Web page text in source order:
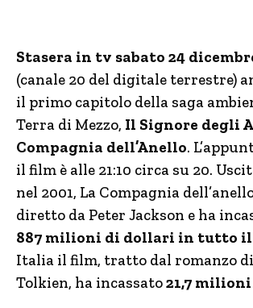
Stasera in tv sabato 24
(canale 20 del digitale terrestre)
il primo capitolo della saga
Terra di Mezzo, Il Signore degli
Compagnia dell’Anello.
il film è alle 21:10 circa su 20.
nel 2001, La Compagnia
diretto da Peter Jackson e ha
887 milioni di dollari in tutto il
Italia il film, tratto dal romanzo di
Tolkien, ha incassato21,7